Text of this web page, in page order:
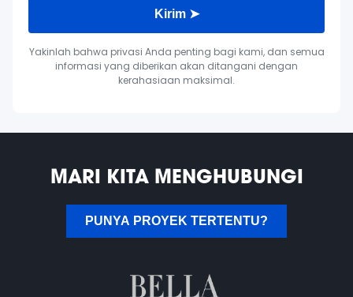
Kirim ➤
Yakinlah bahwa privasi Anda penting bagi kami, dan semua
informasi yang diberikan akan ditangani dengan
kerahasiaan maksimal.
MARI KITA MENGHUBUNGI
PUNYA PROYEK TERTENTU?